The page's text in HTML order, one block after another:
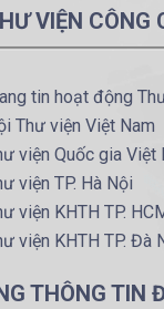
VIỆN CÔNG
tin hoạt động
Thư viện Việt Nam
viện Quốc gia Việt
viện TP. Hà Nội
viện KHTH TP.
viện KHTH TP. Đà
THÔNG TIN